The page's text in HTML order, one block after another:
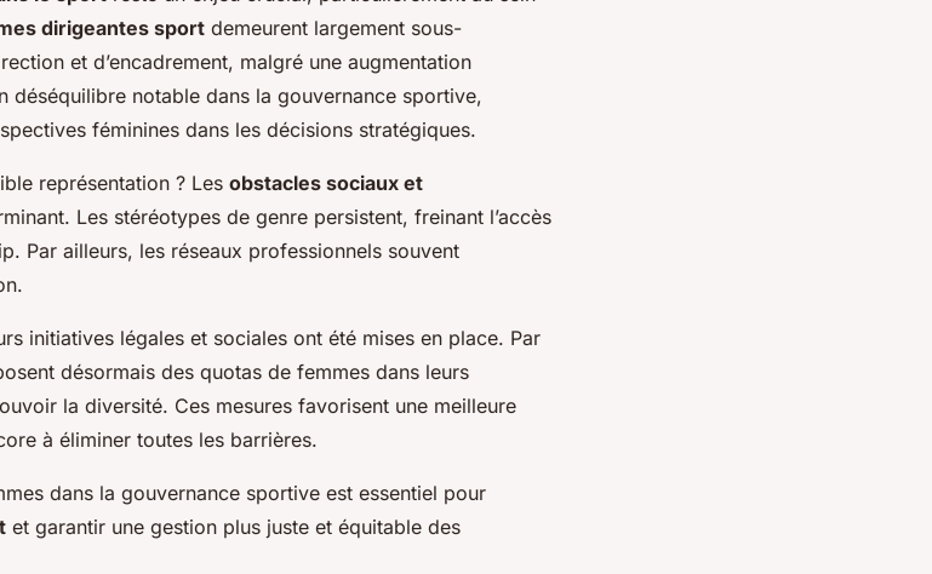
dirigeantes sport demeurent largement sous-
et d’encadrement, malgré une augmentation
déséquilibre notable dans la gouvernance sportive,
féminines dans les décisions stratégiques.
représentation ? Les obstacles sociaux et
Les stéréotypes de genre persistent, freinant l’accès
Par ailleurs, les réseaux professionnels souvent
initiatives légales et sociales ont été mises en place. Par
désormais des quotas de femmes dans leurs
la diversité. Ces mesures favorisent une meilleure
à éliminer toutes les barrières.
dans la gouvernance sportive est essentiel pour
et garantir une gestion plus juste et équitable des